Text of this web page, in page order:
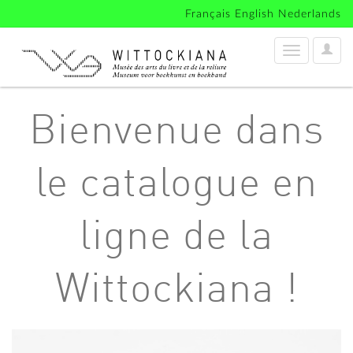
Français English Nederlands
User
Toggle
navigation
Bienvenue dans
le catalogue en
ligne de la
Wittockiana !